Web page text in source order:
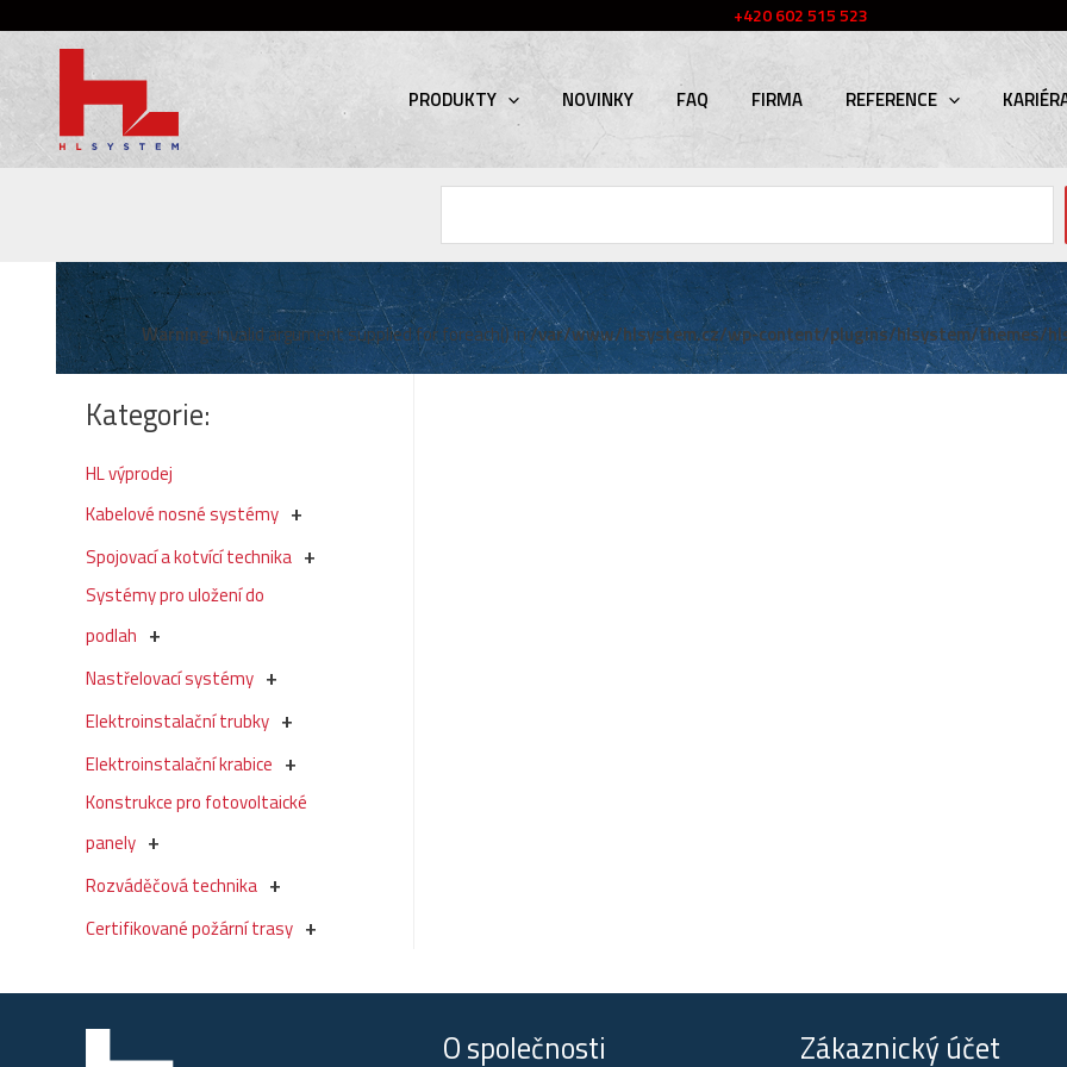
+420 602 515 523
PRODUKTY NOVINKY FAQ FIRMA REFERENCE
Kategorie:
HL výprodej
Kabelové nosné systémy
Spojovací a kotvící technika
Systémy pro uložení do
podlah
Nastřelovací systémy
Elektroinstalační trubky
Elektroinstalační krabice
Konstrukce pro fotovoltaické
panely
Rozváděčová technika
Certifikované požární trasy
Warning: Invalid argument supplied for foreach() in/var/www/hlsystem.cz/wp-content/plugins/hlsystem/themes/
O společnosti Zákaznický účet